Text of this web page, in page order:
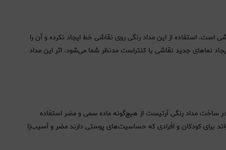
استفاده از این مداد رنگی روی نقاشی خط ایجاد نکرده و آن را
نماهای جدید نقاشی با کنتراست مدنظر شما می‌شود. اثر این مداد
ساخت مداد رنگی آرتیست از هیچ‌گونه ماده سمی و مضر استفاده
برای کودکان و افرادی که حساسیت‌های پوستی دارند مضر و آسیب‌زا